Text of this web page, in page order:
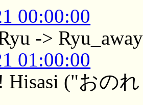
00:00:00
-> Ryu_away
01:00:00
Hisasi ("おの